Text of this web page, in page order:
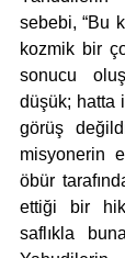
sebebi, “Bu
kozmik bir
sonucu
düşük; hatta
görüş
misyonerin
öbür
ettiği bir
saflıkla